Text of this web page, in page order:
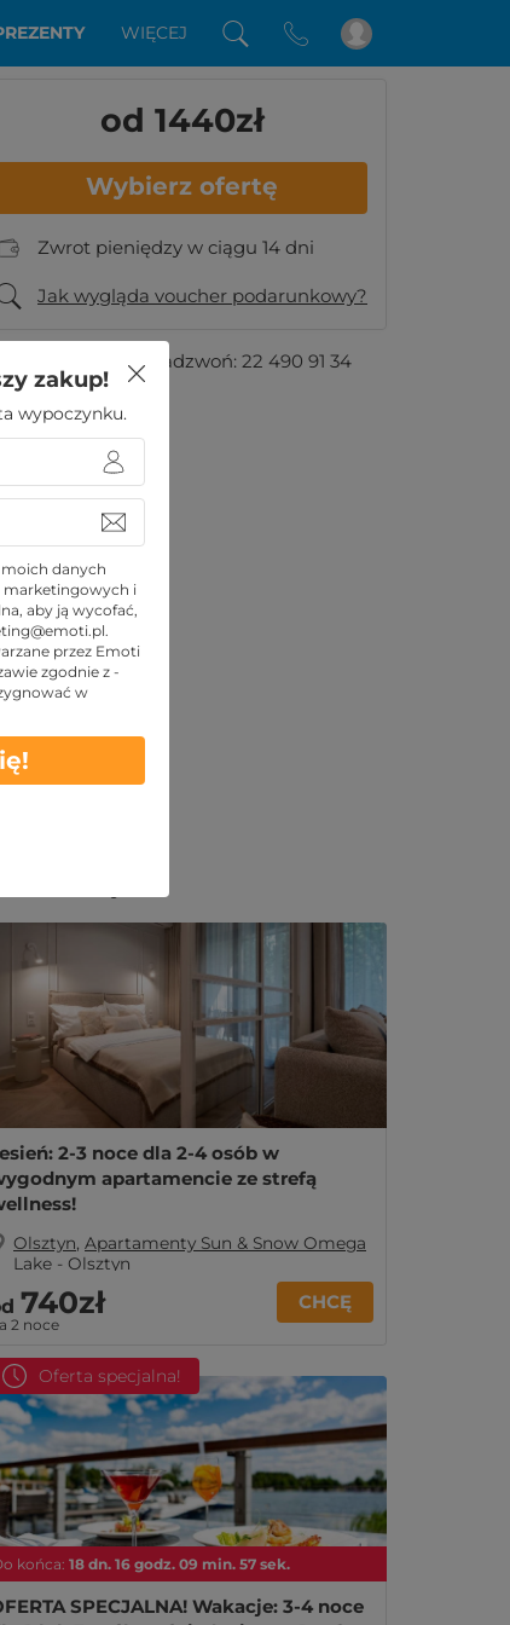
WIĘCEJ
od 1440zł
Wybierz ofertę
Zwrot pieniędzy w ciągu 14 dni
Jak wygląda voucher podarunkowy?
Masz pytania?Zadzwoń: 22 490 91 34
2-3 noce dla 2-4 osób w
apartamencie ze strefą
Olsztyn, Apartamenty Sun & Snow Omega
Lake - Olsztyn
740zł
2 noce
CHCĘ
końca: 18 dn. 16 godz. 09 min. 55 sek.
Oferta specjalna!
SPECJALNA! Wakacje: 3-4 noce
zakup!
wypoczynku.
danych
marketingowych i
aby ją wycofać,
.
przez Emoti
zgodnie z -
w